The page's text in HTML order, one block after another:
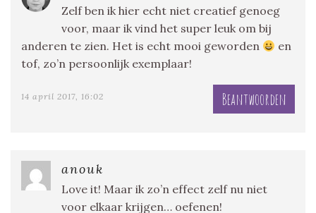
Zelf ben ik hier echt niet creatief genoeg
voor, maar ik vind het super leuk om bij
anderen te zien. Het is echt mooi geworden
en
tof, zo’n persoonlijk exemplaar!
14 april 2017, 16:02 Beantwoorden
anouk
Love it! Maar ik zo’n effect zelf nu niet
voor elkaar krijgen… oefenen!